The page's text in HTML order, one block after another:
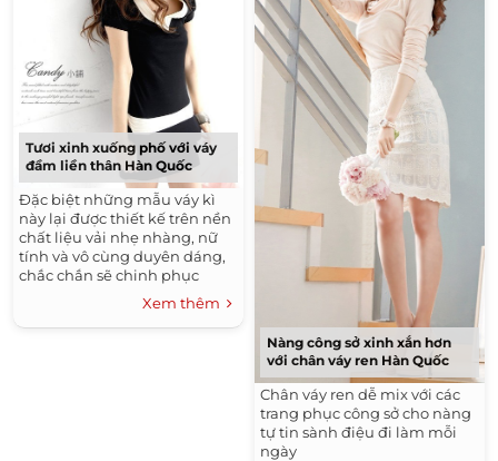
Tóc Ngắn Đẹp
Thời Trang Hè
Kiểu Tóc Đẹp
Thời Trang Nam Hè 2016
Xu Hướng Tóc Đẹp 2016
Những Kiểu Tóc Đẹp
Tươi xinh xuống phố với váy
đầm liền thân Hàn Quốc
Đặc biệt những mẫu váy kì
này lại được thiết kế trên nền
chất liệu vải nhẹ nhàng, nữ
tính và vô cùng duyên dáng,
chắc chắn sẽ chinh phục
được bất cứ cô bạn nào dù là
Xem thêm
Nàng công sở xinh xắn hơn
với chân váy ren Hàn Quốc
Chân váy ren dễ mix với các
trang phục công sở cho nàng
tự tin sành điệu đi làm mỗi
ngày